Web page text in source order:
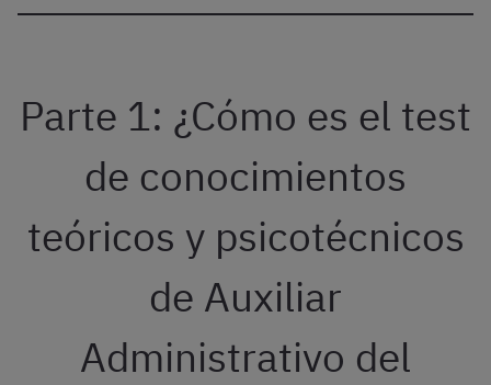
Parte 1: ¿Cómo es el test
de conocimientos
teóricos y psicotécnicos
de Auxiliar
Administrativo del